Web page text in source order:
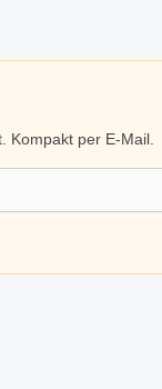
Kompakt per E-Mail.